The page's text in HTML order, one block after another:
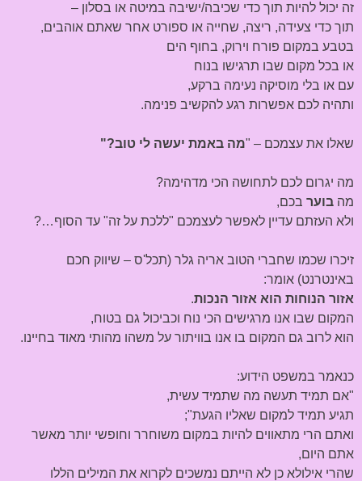
זה יכול להיות תוך כדי שכיבה/ישיבה במיטה או בסלון –
תוך כדי צעידה, ריצה, שחייה או ספורט אחר שאתם אוהבים,
בטבע במקום פורח וירוק, בחוף הים
או בכל מקום שבו תרגישו בנוח
עם או בלי מוסיקה נעימה ברקע,
ותהיה לכם אפשרות רגע להקשיב פנימה.
שאלו את עצמכם – "מה באמת יעשה לי טוב?"
מה יגרום לכם לתחושה הכי מדהימה?
מה בוער בכם,
ולא העזתם עדיין לאפשר לעצמכם "ללכת על זה" עד הסוף…?
זיכרו שכמו שחברי הטוב אריה גלר (תכל'ס – שיווק חכם
באינטרנט) אומר:
אזור הנוחות הוא אזור הנכות.
המקום שבו אנו מרגישים הכי נוח וכביכול גם בטוח,
הוא לרוב גם המקום בו אנו בוויתור על משהו מהותי מאוד בחיינו.
כנאמר במשפט הידוע:
"אם תמיד תעשה מה שתמיד עשית,
תגיע תמיד למקום שאליו הגעת";
ואתם הרי מתאווים להיות במקום משוחרר וחופשי יותר מאשר
אתם היום,
שהרי אילולא כן לא הייתם נמשכים לקרוא את המילים הללו